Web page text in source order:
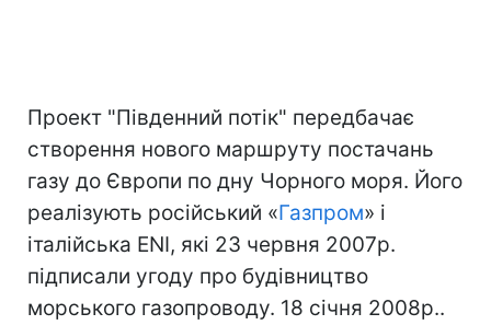
Проект "Південний потік" передбачає
створення нового маршруту постачань
газу до Європи по дну Чорного моря. Його
реалізують російський «Газпром» і
італійська ENI, які 23 червня 2007р.
підписали угоду про будівництво
морського газопроводу. 18 січня 2008р..